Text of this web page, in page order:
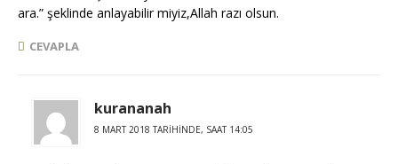
ara.” şeklinde anlayabilir miyiz,Allah razı olsun.
CEVAPLA
kurananah
8 MART 2018 TARIHINDE, SAAT 14:05